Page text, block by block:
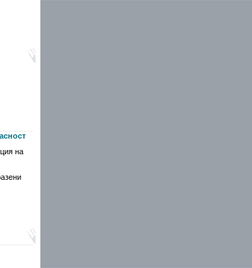
на